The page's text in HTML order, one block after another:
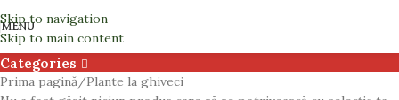
Skip to navigation
Skip to main content
MENU
Plante la ghiveci
Categories
Prima pagină
Plante la ghiveci